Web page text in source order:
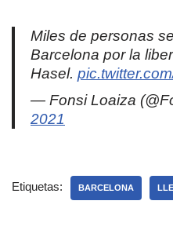
Miles de personas
Barcelona por la
Hasel.
— Fonsi Loaiza
2021
Etiquetas: BARCELONA